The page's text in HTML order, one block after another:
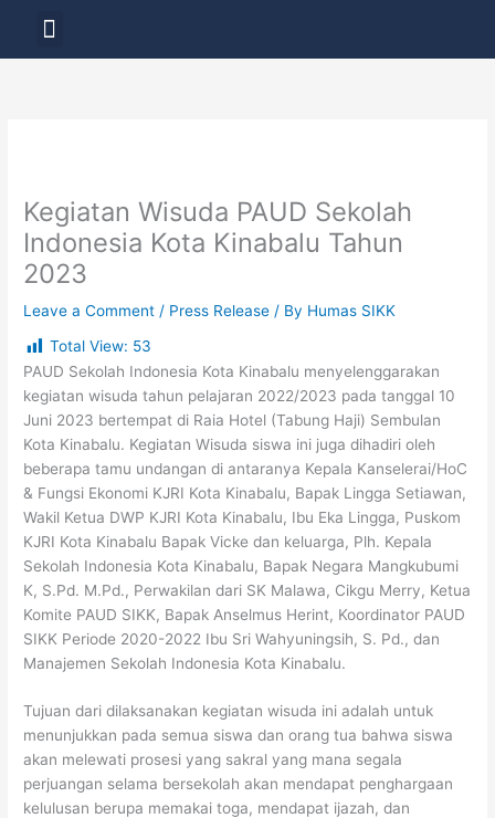
content
Menu
Kegiatan Wisuda PAUD Sekolah
Indonesia Kota Kinabalu Tahun
2023
Leave a Comment / Press Release / By Humas SIKK
Total View: 53
PAUD Sekolah Indonesia Kota Kinabalu menyelenggarakan
kegiatan wisuda tahun pelajaran 2022/2023 pada tanggal 10
Juni 2023 bertempat di Raia Hotel (Tabung Haji) Sembulan
Kota Kinabalu. Kegiatan Wisuda siswa ini juga dihadiri oleh
beberapa tamu undangan di antaranya Kepala Kanselerai/HoC
& Fungsi Ekonomi KJRI Kota Kinabalu, Bapak Lingga Setiawan,
Wakil Ketua DWP KJRI Kota Kinabalu, Ibu Eka Lingga, Puskom
KJRI Kota Kinabalu Bapak Vicke dan keluarga, Plh. Kepala
Sekolah Indonesia Kota Kinabalu, Bapak Negara Mangkubumi
K, S.Pd. M.Pd., Perwakilan dari SK Malawa, Cikgu Merry, Ketua
Komite PAUD SIKK, Bapak Anselmus Herint, Koordinator PAUD
SIKK Periode 2020-2022 Ibu Sri Wahyuningsih, S. Pd., dan
Manajemen Sekolah Indonesia Kota Kinabalu.
Tujuan dari dilaksanakan kegiatan wisuda ini adalah untuk
menunjukkan pada semua siswa dan orang tua bahwa siswa
akan melewati prosesi yang sakral yang mana segala
perjuangan selama bersekolah akan mendapat penghargaan
kelulusan berupa memakai toga, mendapat ijazah, dan